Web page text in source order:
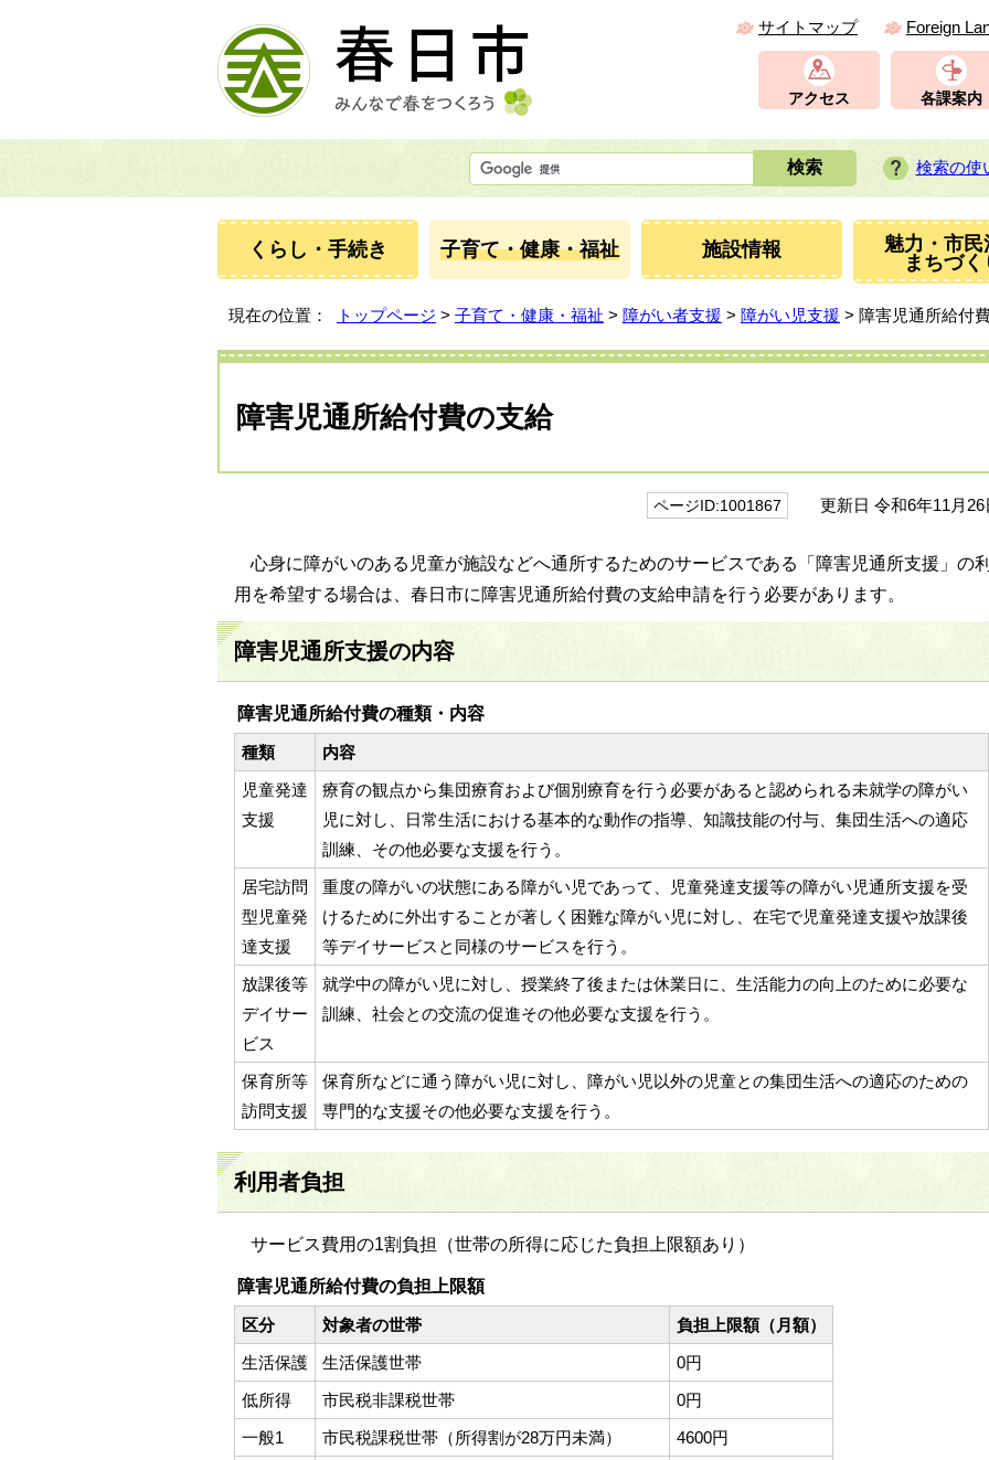
サイトマップ Foreign
アクセス 各課案内
検索の使
くらし・手続き 子育て・健康・福祉 施設情報
魅力・市民
まちづく
現在の位置： トップページ > 子育て・健康・福祉 > 障がい者支援 > 障がい児支援 > 障害児通所給付
障害児通所給付費の支給
ページID:1001867 更新日 令和6年11月26
心身に障がいのある児童が施設などへ通所するためのサービスである「障害児通所支援」の
用を希望する場合は、春日市に障害児通所給付費の支給申請を行う必要があります。
障害児通所支援の内容
障害児通所給付費の種類・内容
種類
内容
児童発達
支援
療育の観点から集団療育および個別療育を行う必要があると認められる未就学の障がい
児に対し、日常生活における基本的な動作の指導、知識技能の付与、集団生活への適応
訓練、その他必要な支援を行う。
居宅訪問
型児童発
達支援
重度の障がいの状態にある障がい児であって、児童発達支援等の障がい児通所支援を受
けるために外出することが著しく困難な障がい児に対し、在宅で児童発達支援や放課後
等デイサービスと同様のサービスを行う。
放課後等
デイサー
ビス
就学中の障がい児に対し、授業終了後または休業日に、生活能力の向上のために必要な
訓練、社会との交流の促進その他必要な支援を行う。
保育所等
訪問支援
保育所などに通う障がい児に対し、障がい児以外の児童との集団生活への適応のための
専門的な支援その他必要な支援を行う。
利用者負担
サービス費用の1割負担（世帯の所得に応じた負担上限額あり）
障害児通所給付費の負担上限額
区分 対象者の世帯
負担上限額（月額）
生活保護
生活保護世帯
0円
低所得
市民税非課税世帯
0円
一般1
市民税課税世帯（所得割が28万円未満）
4600円